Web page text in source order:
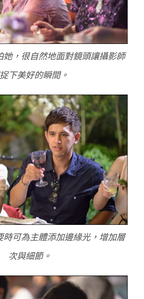
她，很自然地面對鏡頭讓攝影師
下美好的瞬間。
時可為主體添加邊緣光，增加層
次與細節。